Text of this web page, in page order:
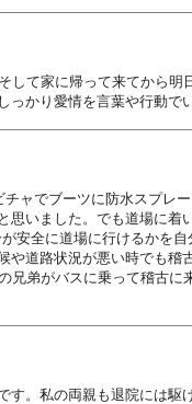
て家に帰って来てから明
かり愛情を言葉や行動で
ャでブーツに防水スプレ
いました。でも道場に着
安全に道場に行けるかを
道路状況が悪い時でも稽
兄弟がバスに乗って稽古に
。私の両親も退院には駆